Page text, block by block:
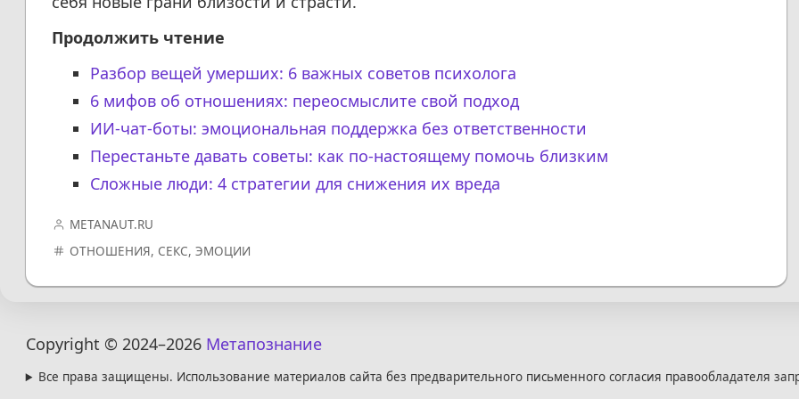
Продолжить чтение
Разбор вещей умерших: 6 важных советов психолога
6 мифов об отношениях: переосмыслите свой подход
ИИ-чат-боты: эмоциональная поддержка без ответственности
Перестаньте давать советы: как по-настоящему помочь близким
Сложные люди: 4 стратегии для снижения их вреда
METANAUT.RU
ОТНОШЕНИЯ, СЕКС,ЭМОЦИИ
Copyright © 2024–2026 Метапознание
Все права защищены. Использование материалов сайта без предварительного письменного согласия правообладателя